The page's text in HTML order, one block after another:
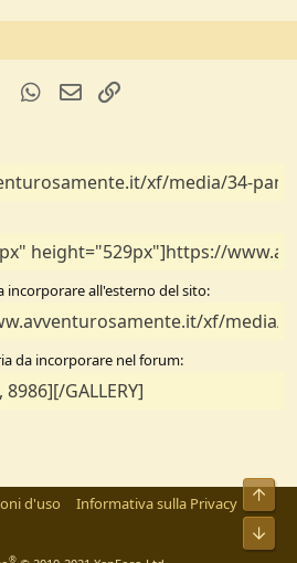
0
t
TumblrWhatsApp
e-mail
incorporare all'esterno del sito
da incorporare nel forum
d'uso
Informativa sulla Privacy
®
Alto